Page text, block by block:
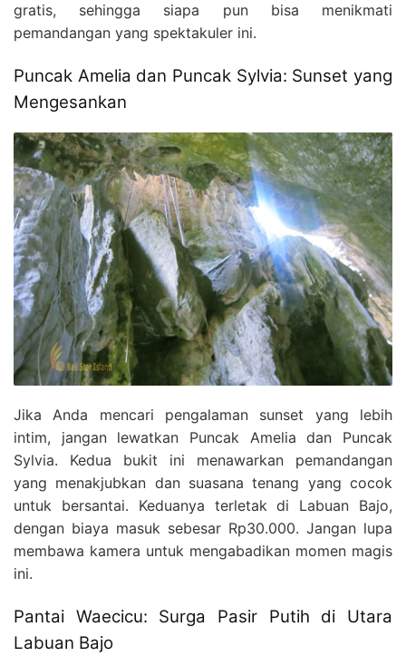
gratis, sehingga siapa pun bisa menikmati
pemandangan yang spektakuler ini.
Puncak Amelia dan Puncak Sylvia: Sunset yang
Mengesankan
Jika Anda mencari pengalaman sunset yang lebih
intim, jangan lewatkan Puncak Amelia dan Puncak
Sylvia. Kedua bukit ini menawarkan pemandangan
yang menakjubkan dan suasana tenang yang cocok
untuk bersantai. Keduanya terletak di Labuan Bajo,
dengan biaya masuk sebesar Rp30.000. Jangan lupa
membawa kamera untuk mengabadikan momen magis
ini.
Pantai Waecicu: Surga Pasir Putih di Utara
Labuan Bajo